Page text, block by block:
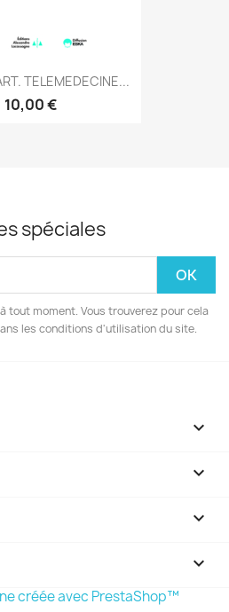
TELEMEDECINE...
10,00 €
spéciales
tout moment. Vous trouverez pour cela
les conditions d'utilisation du site.



keyboard_arrow_down
créée avec PrestaShop™